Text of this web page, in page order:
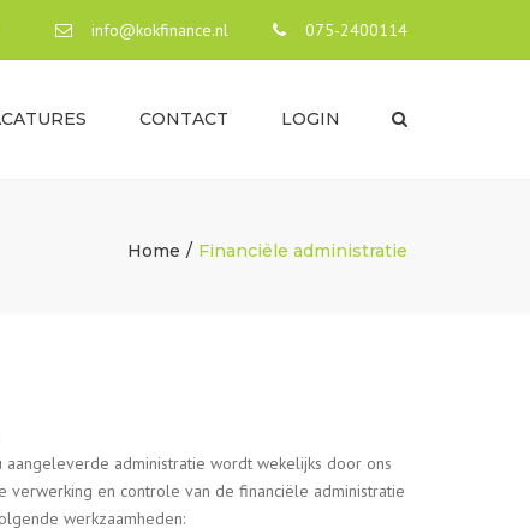
info@kokfinance.nl 075-2400114
CONTACT LOGIN
Home Financiële administratie
aangeleverde administratie wordt wekelijks door ons
verwerking en controle van de financiële administratie
werkzaamheden: